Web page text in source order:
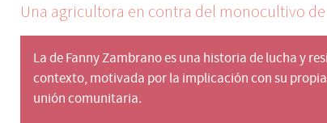
Una agricultora en contra del monocultivo
La de Fanny Zambrano es una historia de lucha y
contexto, motivada por la implicación con su
unión comunitaria.